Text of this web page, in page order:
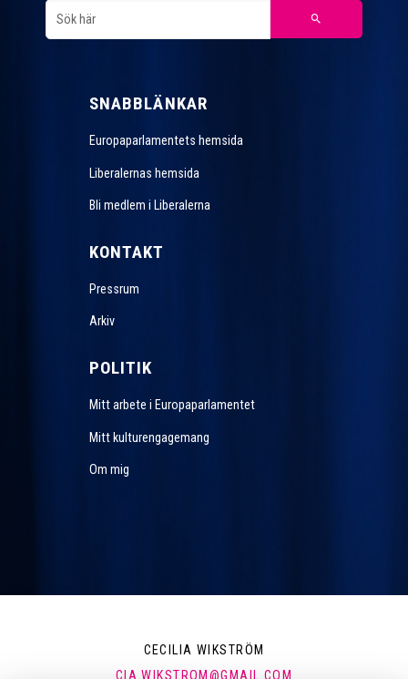
SNABBLÄNKAR
Europaparlamentets hemsida
Liberalernas hemsida
Bli medlem i Liberalerna
KONTAKT
Pressrum
Arkiv
POLITIK
Mitt arbete i Europaparlamentet
Mitt kulturengagemang
Om mig
CECILIA WIKSTRÖM
CIA.WIKSTROM@GMAIL.COM